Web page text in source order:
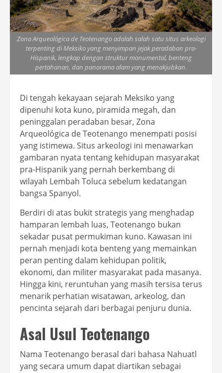
Zona Arqueológica de Teotenango adalah salah satu situs arkeologi
terpenting di Meksiko yang menyimpan jejak peradaban pra-
Hispanik, lengkap dengan struktur monumental, benteng
pertahanan, dan panorama alam yang menakjubkan.
Di tengah kekayaan sejarah Meksiko yang
dipenuhi kota kuno, piramida megah, dan
peninggalan peradaban besar, Zona
Arqueológica de Teotenango menempati posisi
yang istimewa. Situs arkeologi ini menawarkan
gambaran nyata tentang kehidupan masyarakat
pra-Hispanik yang pernah berkembang di
wilayah Lembah Toluca sebelum kedatangan
bangsa Spanyol.
Berdiri di atas bukit strategis yang menghadap
hamparan lembah luas, Teotenango bukan
sekadar pusat permukiman kuno. Kawasan ini
pernah menjadi kota benteng yang memainkan
peran penting dalam kehidupan politik,
ekonomi, dan militer masyarakat pada masanya.
Hingga kini, reruntuhan yang masih tersisa terus
menarik perhatian wisatawan, arkeolog, dan
pencinta sejarah dari berbagai penjuru dunia.
Asal Usul Teotenango
Nama Teotenango berasal dari bahasa Nahuatl
yang secara umum dapat diartikan sebagai